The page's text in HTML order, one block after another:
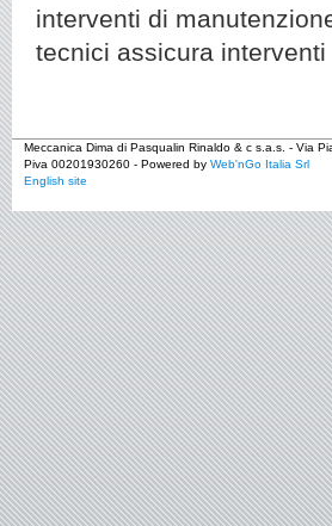
interventi di
tecnici assicura
Meccanica Dima di Pasqualin Rinaldo & c s.a.s. - Via
Piva 00201930260 - Powered by Web'nGo Italia Srl
English site